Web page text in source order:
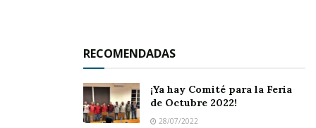
RECOMENDADAS
¡Ya hay Comité para la Feria
de Octubre 2022!
28/07/2022